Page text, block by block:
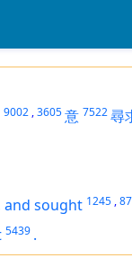
9002 ,3605意 7522尋
and sought 1245 ,
5439 .